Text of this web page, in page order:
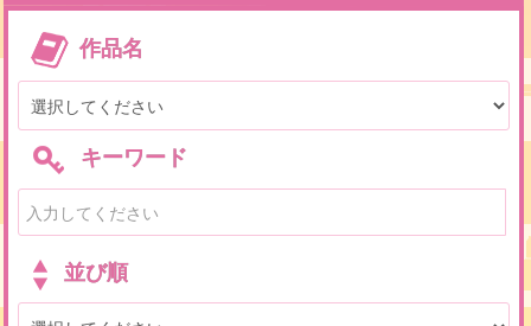
作品名
キーワード
並び順